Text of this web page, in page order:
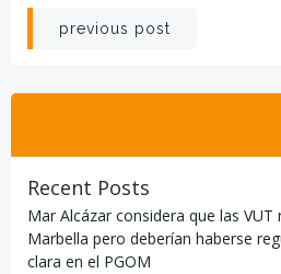
Navegación
por
entradas
previous post
Buscar
Recent Posts
Mar Alcázar considera que las
Marbella pero deberían haberse
clara en el PGOM